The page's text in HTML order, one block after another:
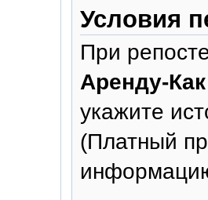
Условия
При
Аренду-
укажите
(Платный